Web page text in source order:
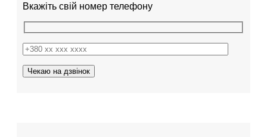
Вкажіть свій номер телефону